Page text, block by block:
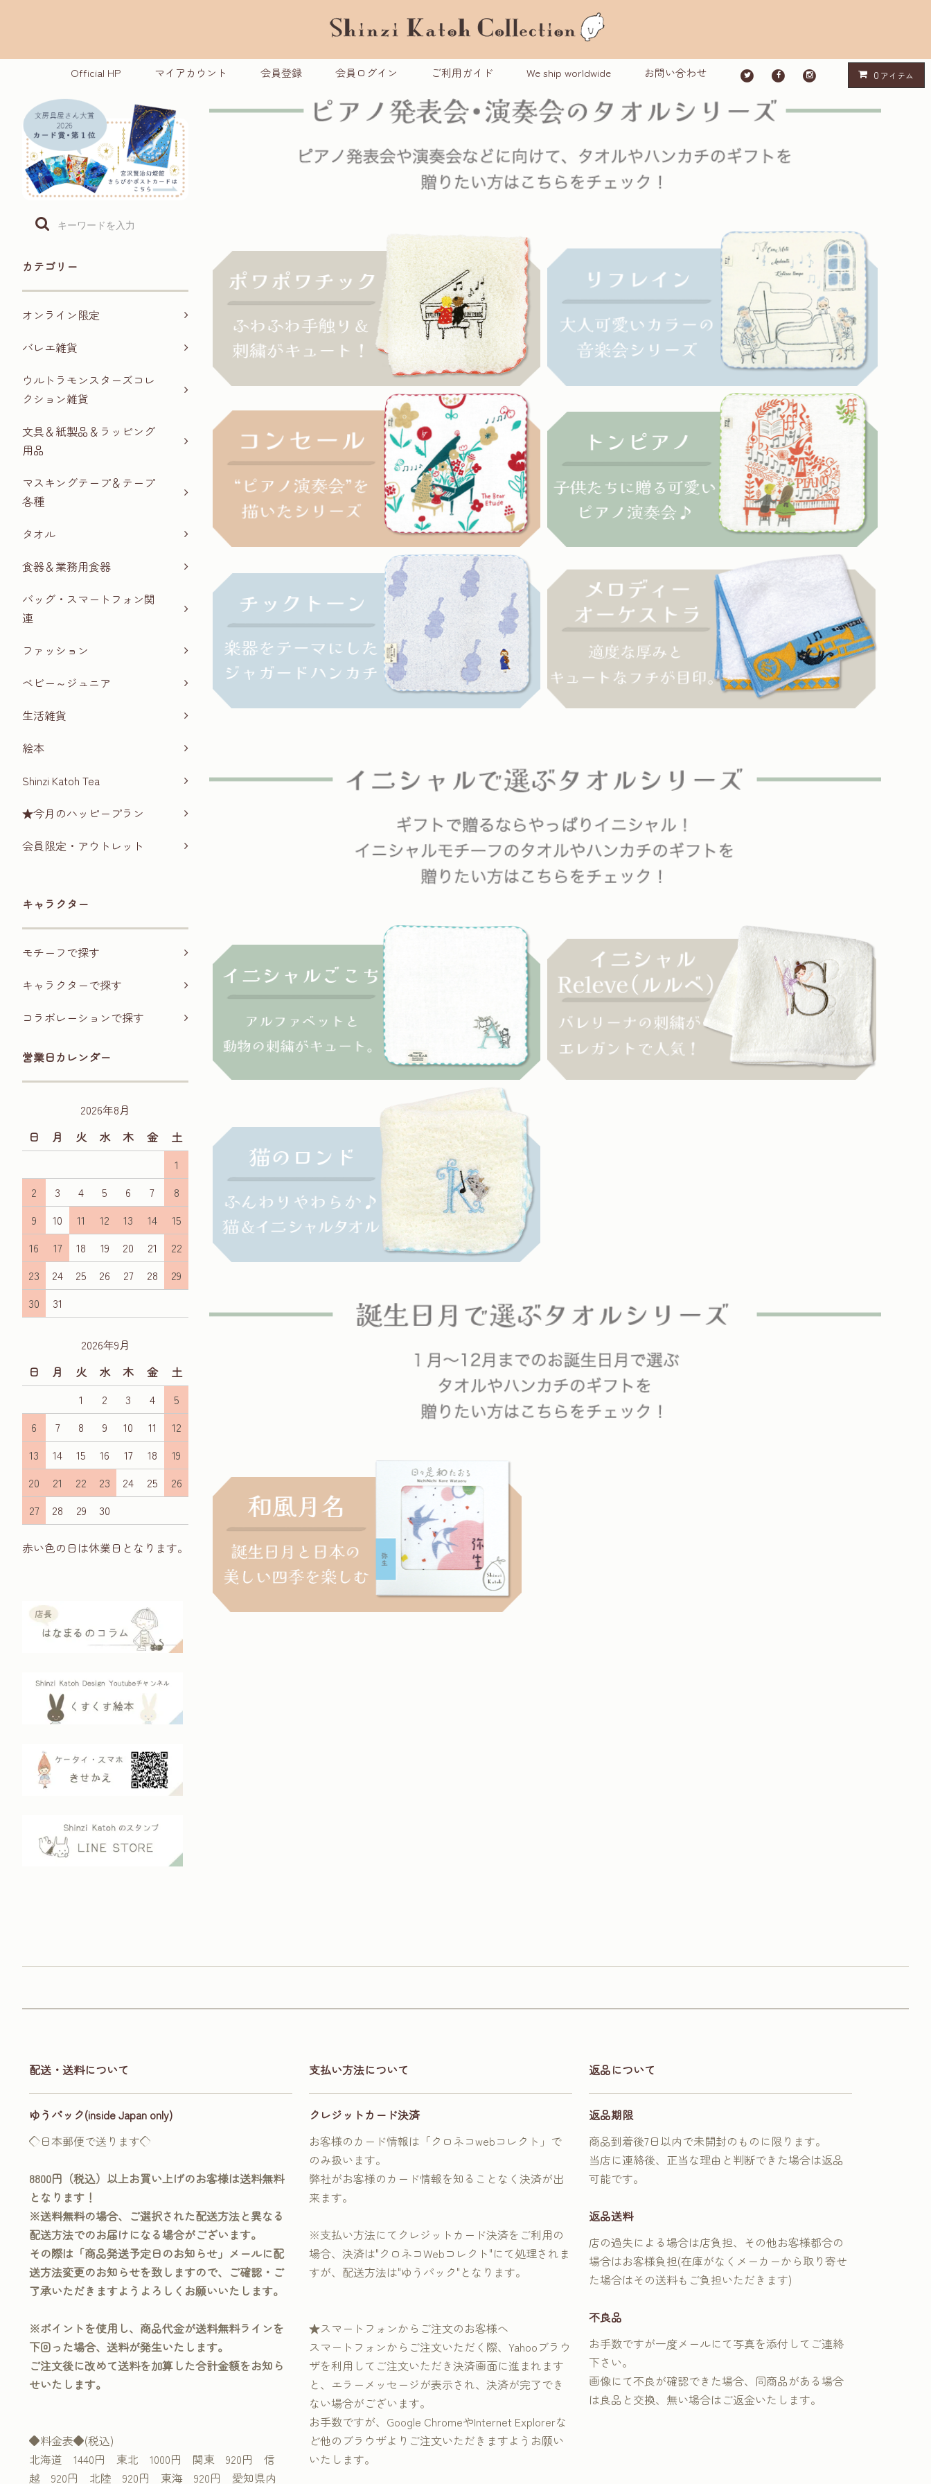
Official HP マイアカウント 会員登録 会員ログイン ご利用ガイド We ship worldwide お問い合わせ 0 アイテム
カテゴリー
オンライン限定
バレエ雑貨
ウルトラモンスターズコレ
クション雑貨
文具＆紙製品＆ラッピング
用品
マスキングテープ＆テープ
各種
タオル
食器＆業務用食器
バッグ・スマートフォン関
連
ファッション
ベビー～ジュニア
生活雑貨
絵本
Shinzi Katoh Tea
★今月のハッピープラン
会員限定・アウトレット
キャラクター
モチーフで探す
キャラクターで探す
コラボレーションで探す
営業日カレンダー
2026年8月
日
月 火 水 木 金
土
1
2
3 4 5 6 7
8
9
10 11 12 13 14
15
16
17 18 19 20 21
22
23
24 25 26 27 28
29
30
31
2026年9月
日
月 火 水 木 金
土
1
2 3 4
5
6
7 8 9 10 11
12
13
14 15 16 17 18
19
20
21 22 23 24 25
26
27
28 29 30
赤い色の日は休業日となります。
配送・送料について
ゆうパック(inside Japan only)
◇日本郵便で送ります◇
8800円（税込）以上お買い上げのお客様は送料無料
となります！
※送料無料の場合、ご選択された配送方法と異なる
配送方法でのお届けになる場合がございます。
その際は「商品発送予定日のお知らせ」メールに配
送方法変更のお知らせを致しますので、ご確認・ご
了承いただきますようよろしくお願いいたします。
※ポイントを使用し、商品代金が送料無料ラインを
下回った場合、送料が発生いたします。
ご注文後に改めて送料を加算した合計金額をお知ら
せいたします。
◆料金表◆(税込)
北海道 1440円 東北 1000円 関東 920円 信
越 920円 北陸 920円 東海 920円 愛知県内
支払い方法について
クレジットカード決済
お客様のカード情報は「クロネコwebコレクト」で
のみ扱います。
弊社がお客様のカード情報を知ることなく決済が出
来ます。
※支払い方法にてクレジットカード決済をご利用の
場合、決済は"クロネコWebコレクト"にて処理されま
すが、配送方法は"ゆうパック"となります。
★スマートフォンからご注文のお客様へ
スマートフォンからご注文いただく際、Yahooブラウ
ザを利用してご注文いただき決済画面に進まれます
と、エラーメッセージが表示され、決済が完了でき
ない場合がございます。
お手数ですが、Google ChromeやInternet Explorerな
ど他のブラウザよりご注文いただきますようお願い
いたします。
返品について
返品期限
商品到着後7日以内で未開封のものに限ります。
当店に連絡後、正当な理由と判断できた場合は返品
可能です。
返品送料
店の過失による場合は店負担、その他お客様都合の
場合はお客様負担(在庫がなくメーカーから取り寄せ
た場合はその送料もご負担いただきます)
不良品
お手数ですが一度メールにて写真を添付してご連絡
下さい。
画像にて不良が確認できた場合、同商品がある場合
は良品と交換、無い場合はご返金いたします。